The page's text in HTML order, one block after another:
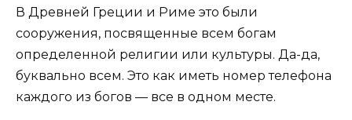
В Древней Греции и Риме это были
сооружения, посвященные всем богам
определенной религии или культуры. Да-да,
буквально всем. Это как иметь номер телефона
каждого из богов — все в одном месте.